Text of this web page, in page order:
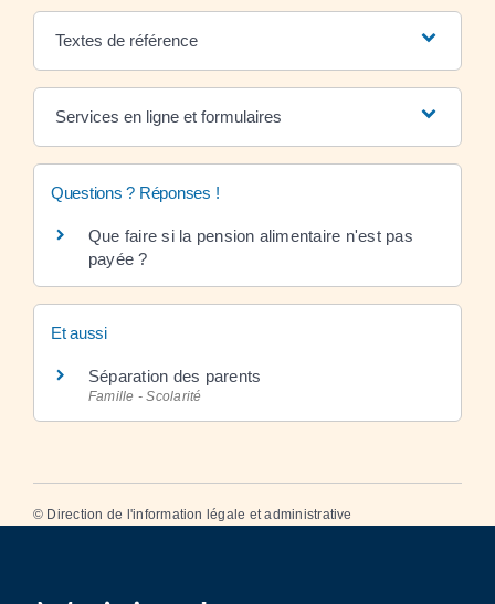
Textes de référence
Services en ligne et formulaires
Questions ? Réponses !
Que faire si la pension alimentaire n'est pas
payée ?
Et aussi
Séparation des parents
Famille - Scolarité
© Direction de l'information légale et administrative